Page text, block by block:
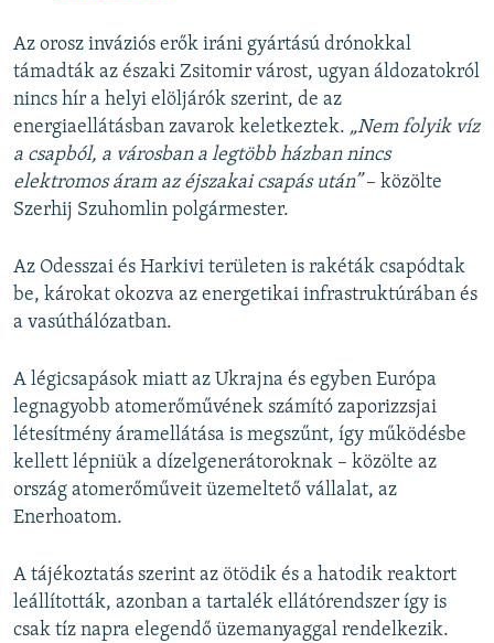
Az orosz inváziós erők iráni gyártású drónokkal
támadták az északi Zsitomir várost, ugyan áldozatokról
nincs hír a helyi elöljárók szerint, de az
energiaellátásban zavarok keletkeztek. „Nem folyik víz
a csapból, a városban a legtöbb házban nincs
elektromos áram az éjszakai csapás után” – közölte
Szerhij Szuhomlin polgármester.
Az Odesszai és Harkivi területen is rakéták csapódtak
be, károkat okozva az energetikai infrastruktúrában és
a vasúthálózatban.
A légicsapások miatt az Ukrajna és egyben Európa
legnagyobb atomerőművének számító zaporizzsjai
létesítmény áramellátása is megszűnt, így működésbe
kellett lépniük a dízelgenerátoroknak – közölte az
ország atomerőműveit üzemeltető vállalat, az
Enerhoatom.
A tájékoztatás szerint az ötödik és a hatodik reaktort
leállították, azonban a tartalék ellátórendszer így is
csak tíz napra elegendő üzemanyaggal rendelkezik.